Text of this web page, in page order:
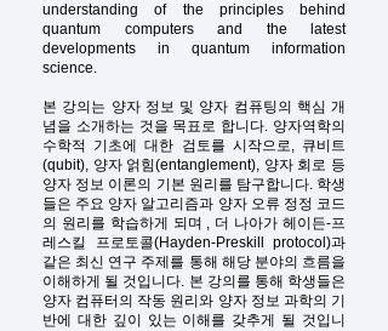
understanding of the principles behind
quantum computers and the latest
developments in quantum information
science.
본 강의는 양자 정보 및 양자 컴퓨팅의 핵심 개
념을 소개하는 것을 목표로 합니다. 양자역학의
수학적 기초에 대한 검토를 시작으로, 큐비트
(qubit), 양자 얽힘(entanglement), 양자 회로 등
양자 정보 이론의 기본 원리를 탐구합니다. 학생
들은 주요 양자 알고리즘과 양자 오류 정정 코드
의 원리를 학습하게 되며 , 더 나아가 헤이든-프
레스킬 프로토콜(Hayden-Preskill protocol)과
같은 최신 연구 주제를 통해 해당 분야의 흐름을
이해하게 될 것입니다. 본 강의를 통해 학생들은
양자 컴퓨터의 작동 원리와 양자 정보 과학의 기
반에 대한 깊이 있는 이해를 갖추게 될 것입니